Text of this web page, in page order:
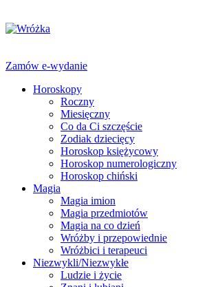
Zamów e-wydanie
Horoskopy
Roczny
Miesięczny
Co da Ci szczęście
Zodiak dziecięcy
Horoskop księżycowy
Horoskop numerologiczny
Horoskop chiński
Magia
Magia imion
Magia przedmiotów
Magia na co dzień
Wróżby i przepowiednie
Wróżbici i terapeuci
Niezwykli/Niezwykłe
Ludzie i życie